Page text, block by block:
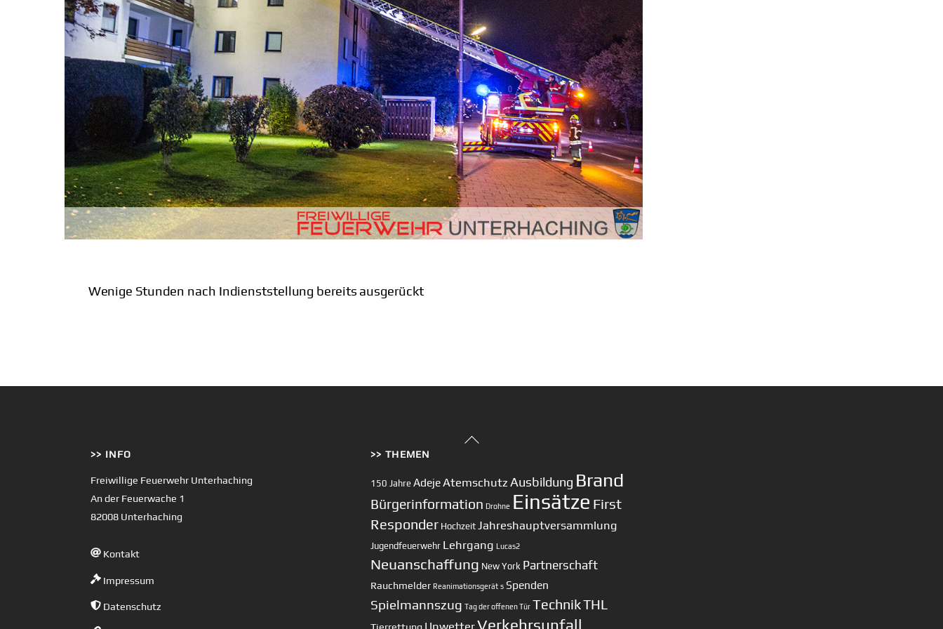
Wenige Stunden nach Indienststellung bereits ausgerückt
Back
>> INFO
Freiwillige Feuerwehr Unterhaching
An der Feuerwache 1
82008 Unterhaching
Kontakt
Impressum
Datenschutz
>> THEMEN
150 Jahre AdejeAtemschutz Ausbildung Brand
Bürgerinformation Drohne Einsätze First
Responder Hochzeit Jahreshauptversammlung
Jugendfeuerwehr Lehrgang Lucas2
Neuanschaffung New York Partnerschaft
Rauchmelder Reanimationsgerät s Spenden
Spielmannszug Tag der offenen Tür TechnikTHL
Tierrettung UnwetterVerkehrsunfall